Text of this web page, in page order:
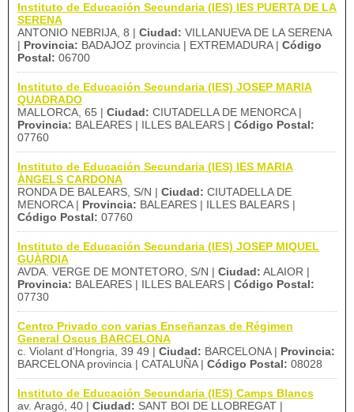
Instituto de Educación Secundaria (IES) IES PUERTA DE LA
SERENA
ANTONIO NEBRIJA, 8 | Ciudad: VILLANUEVA DE LA SERENA
| Provincia: BADAJOZ provincia | EXTREMADURA | Código
Postal: 06700
Instituto de Educación Secundaria (IES) JOSEP MARIA
QUADRADO
MALLORCA, 65 | Ciudad: CIUTADELLA DE MENORCA |
Provincia: BALEARES | ILLES BALEARS | Código Postal:
07760
Instituto de Educación Secundaria (IES) IES MARIA
ÀNGELS CARDONA
RONDA DE BALEARS, S/N | Ciudad: CIUTADELLA DE
MENORCA | Provincia: BALEARES | ILLES BALEARS |
Código Postal: 07760
Instituto de Educación Secundaria (IES) JOSEP MIQUEL
GUÀRDIA
AVDA. VERGE DE MONTETORO, S/N | Ciudad: ALAIOR |
Provincia: BALEARES | ILLES BALEARS | Código Postal:
07730
Centro Privado con varias Enseñanzas de Régimen
General Oscus BARCELONA
c. Violant d'Hongria, 39 49 | Ciudad: BARCELONA | Provincia:
BARCELONA provincia | CATALUÑA | Código Postal: 08028
Instituto de Educación Secundaria (IES) Camps Blancs
av. Aragó, 40 | Ciudad: SANT BOI DE LLOBREGAT |